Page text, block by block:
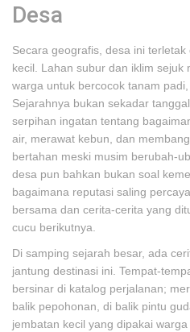
Desa
Secara geografis, desa ini
kecil. Lahan subur dan iklim sejuk
warga untuk bercocok tanam
Sejarahnya bukan sekadar
serpihan ingatan tentang
air, merawat kebun, dan
bertahan meski musim berubah-
desa pun bahkan bukan soal
bagaimana reputasi saling
bersama dan cerita-cerita yang
cucu berikutnya.
Di samping sejarah besar, ada
jantung destinasi ini. Tempat-
bersinar di katalog perjalanan;
balik pepohonan, di balik pintu
jembatan kecil yang dipakai